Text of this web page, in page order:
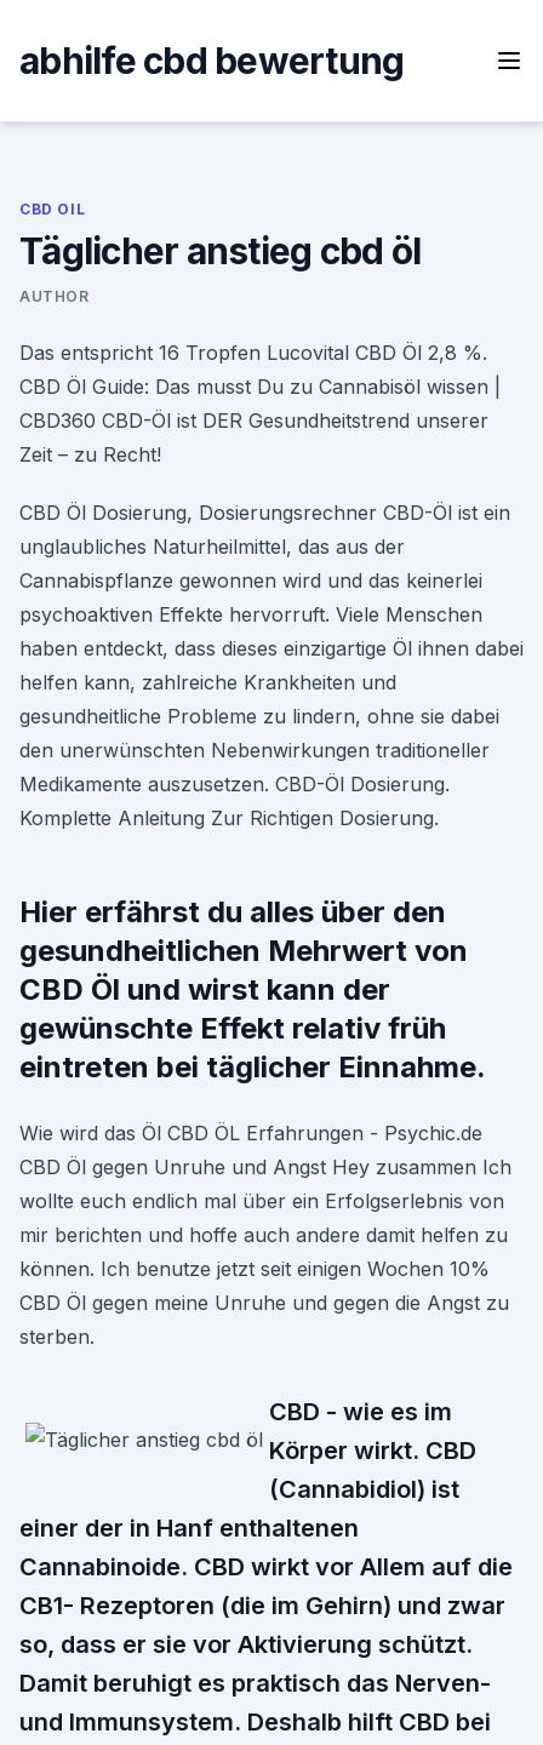
content
abhilfe cbd bewertung
CBD OIL
Täglicher anstieg cbd öl
AUTHOR
Das entspricht 16 Tropfen Lucovital CBD Öl 2,8 %.
CBD Öl Guide: Das musst Du zu Cannabisöl wissen |
CBD360 CBD-Öl ist DER Gesundheitstrend unserer
Zeit – zu Recht!
CBD Öl Dosierung, Dosierungsrechner CBD-Öl ist ein
unglaubliches Naturheilmittel, das aus der
Cannabispflanze gewonnen wird und das keinerlei
psychoaktiven Effekte hervorruft. Viele Menschen
haben entdeckt, dass dieses einzigartige Öl ihnen dabei
helfen kann, zahlreiche Krankheiten und
gesundheitliche Probleme zu lindern, ohne sie dabei
den unerwünschten Nebenwirkungen traditioneller
Medikamente auszusetzen. CBD-Öl Dosierung.
Komplette Anleitung Zur Richtigen Dosierung.
Hier erfährst du alles über den
gesundheitlichen Mehrwert von
CBD Öl und wirst kann der
gewünschte Effekt relativ früh
eintreten bei täglicher Einnahme.
Wie wird das Öl CBD ÖL Erfahrungen - Psychic.de
CBD Öl gegen Unruhe und Angst Hey zusammen Ich
wollte euch endlich mal über ein Erfolgserlebnis von
mir berichten und hoffe auch andere damit helfen zu
können. Ich benutze jetzt seit einigen Wochen 10%
CBD Öl gegen meine Unruhe und gegen die Angst zu
sterben.
CBD - wie es im
Körper wirkt. CBD
(Cannabidiol) ist
einer der in Hanf enthaltenen
Cannabinoide. CBD wirkt vor Allem auf die
CB1- Rezeptoren (die im Gehirn) und zwar
so, dass er sie vor Aktivierung schützt.
Damit beruhigt es praktisch das Nerven-
und Immunsystem. Deshalb hilft CBD bei